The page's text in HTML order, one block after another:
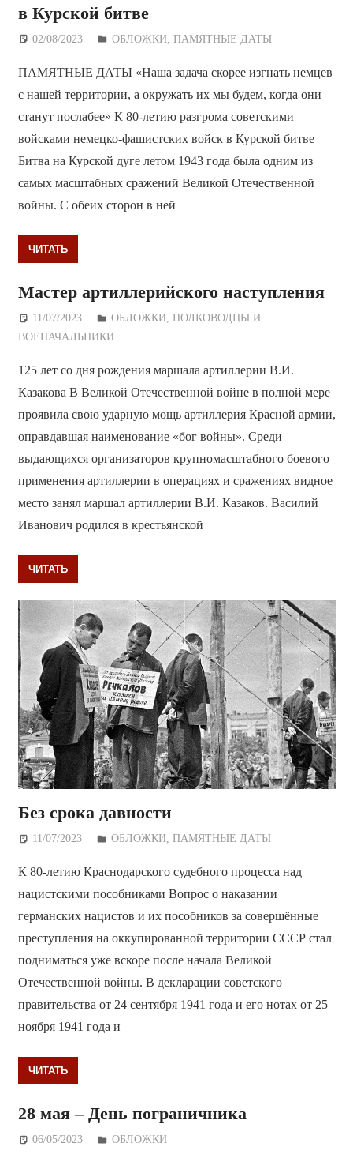
в Курской битве
02/08/2023 Дежурный по Редакции
ОБЛОЖКИ ,ПАМЯТНЫЕ ДАТЫ
ПАМЯТНЫЕ ДАТЫ «Наша задача скорее изгнать немцев
с нашей территории, а окружать их мы будем, когда они
станут послабее» К 80-летию разгрома советскими
войсками немецко-фашистских войск в Курской битве
Битва на Курской дуге летом 1943 года была одним из
самых масштабных сражений Великой Отечественной
войны. С обеих сторон в ней
ЧИТАТЬ
Мастер артиллерийского наступления
11/07/2023 Дежурный по Редакции
ОБЛОЖКИ ,ПОЛКОВОДЦЫ И
ВОЕНАЧАЛЬНИКИ
125 лет со дня рождения маршала артиллерии В.И.
Казакова В Великой Отечественной войне в полной мере
проявила свою ударную мощь артиллерия Красной армии,
оправдавшая наименование «бог войны». Среди
выдающихся организаторов крупномасштабного боевого
применения артиллерии в операциях и сражениях видное
место занял маршал артиллерии В.И. Казаков. Василий
Иванович родился в крестьянской
ЧИТАТЬ
Без срока давности
11/07/2023 Дежурный по Редакции
ОБЛОЖКИ ,ПАМЯТНЫЕ ДАТЫ
К 80-летию Краснодарского судебного процесса над
нацистскими пособниками Вопрос о наказании
германских нацистов и их пособников за совершённые
преступления на оккупированной территории СССР стал
подниматься уже вскоре после начала Великой
Отечественной войны. В декларации советского
правительства от 24 сентября 1941 года и его нотах от 25
ноября 1941 года и
ЧИТАТЬ
28 мая – День пограничника
06/05/2023 Дежурный по Редакции
ОБЛОЖКИ